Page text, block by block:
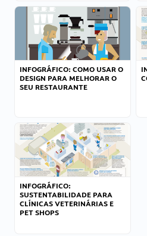
INFOGRÁFICO: COMO USAR O
DESIGN PARA MELHORAR O
SEU RESTAURANTE
INFOGRÁFICO:
SUSTENTABILIDADE PARA
CLÍNICAS VETERINÁRIAS E
PET SHOPS